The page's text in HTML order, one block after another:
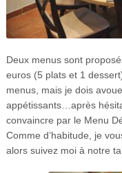
Deux menus sont
euros (5 plats et 1
menus, mais je dois
appétissants…après
convaincre par le Menu
Comme d’habitude, je
alors suivez moi à notre